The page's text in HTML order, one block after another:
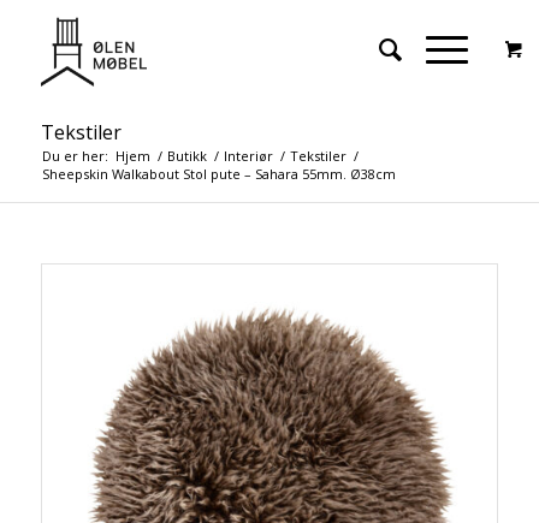
Tekstiler
Du er her: Hjem / Butikk / Interiør / Tekstiler /
Sheepskin Walkabout Stol pute – Sahara 55mm. Ø38cm